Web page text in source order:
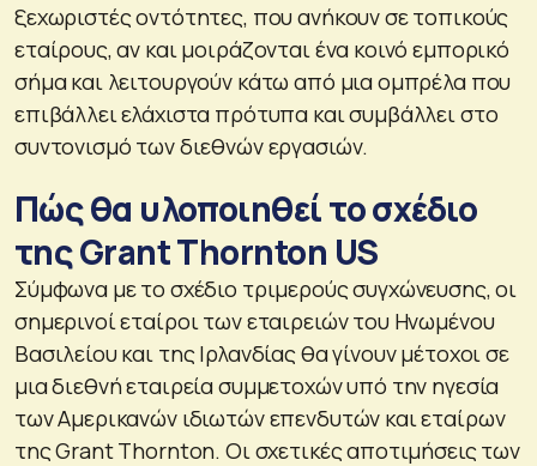
ξεχωριστές οντότητες, που ανήκουν σε τοπικούς
εταίρους, αν και μοιράζονται ένα κοινό εμπορικό
σήμα και λειτουργούν κάτω από μια ομπρέλα που
επιβάλλει ελάχιστα πρότυπα και συμβάλλει στο
συντονισμό των διεθνών εργασιών.
Πώς θα υλοποιηθεί το σχέδιο
της Grant Thornton US
Σύμφωνα με το σχέδιο τριμερούς συγχώνευσης, οι
σημερινοί εταίροι των εταιρειών του Ηνωμένου
Βασιλείου και της Ιρλανδίας θα γίνουν μέτοχοι σε
μια διεθνή εταιρεία συμμετοχών υπό την ηγεσία
των Αμερικανών ιδιωτών επενδυτών και εταίρων
της Grant Thornton. Οι σχετικές αποτιμήσεις των